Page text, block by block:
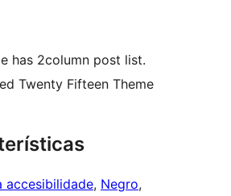
has 2column post list.
Twenty Fifteen Theme
accesibilidade, Negro